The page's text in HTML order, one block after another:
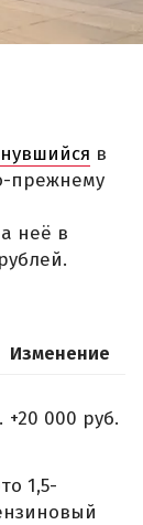
в
прежнему
неё в
Изменение
+20 000 руб.
1,5-